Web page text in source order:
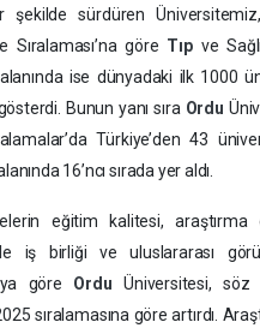
şekilde sürdüren
Sıralaması’na göre Tıp ve
ise dünyadaki ilk 1000
Bunun yanı sıra Ordu
Türkiye’den 43
16’ncı sırada yer aldı.
eğitim kalitesi, araştırma
iş birliği ve uluslararası
göre OrduÜniversitesi,
sıralamasına göre artırdı.